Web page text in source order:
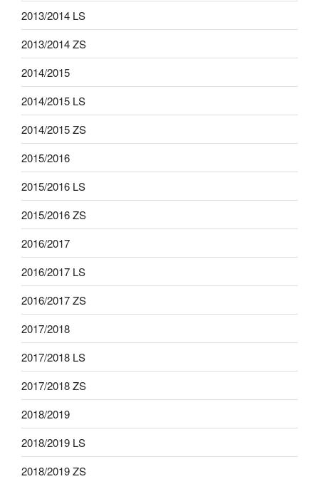
2013/2014 LS
2013/2014 ZS
2014/2015
2014/2015 LS
2014/2015 ZS
2015/2016
2015/2016 LS
2015/2016 ZS
2016/2017
2016/2017 LS
2016/2017 ZS
2017/2018
2017/2018 LS
2017/2018 ZS
2018/2019
2018/2019 LS
2018/2019 ZS